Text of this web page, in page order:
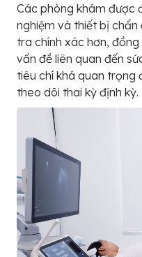
Các phòng khám được
nghiệm và thiết bị chẩn
tra chính xác hơn,
vấn đề liên quan đến
tiêu chí khá quan trọng
theo dõi thai kỳ định kỳ.